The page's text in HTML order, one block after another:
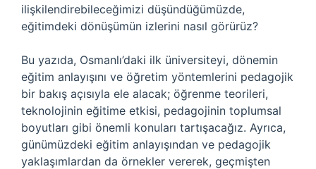
ilişkilendirebileceğimizi düşündüğümüzde,
eğitimdeki dönüşümün izlerini nasıl görürüz?
Bu yazıda, Osmanlı’daki ilk üniversiteyi, dönemin
eğitim anlayışını ve öğretim yöntemlerini pedagojik
bir bakış açısıyla ele alacak; öğrenme teorileri,
teknolojinin eğitime etkisi, pedagojinin toplumsal
boyutları gibi önemli konuları tartışacağız. Ayrıca,
günümüzdeki eğitim anlayışından ve pedagojik
yaklaşımlardan da örnekler vererek, geçmişten